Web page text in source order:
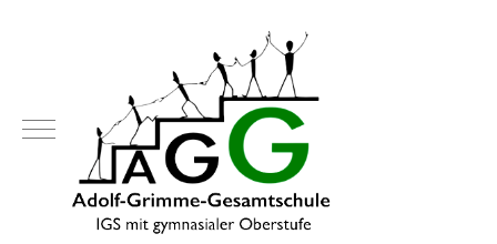
Mobile Menu Toggle